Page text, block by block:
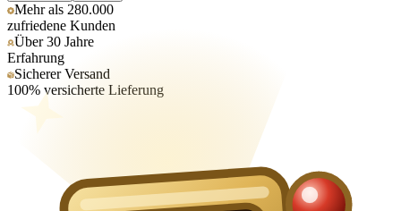
Mehr als 280.000
zufriedene Kunden
Über 30 Jahre
Erfahrung
Sicherer Versand
100% versicherte Lieferung